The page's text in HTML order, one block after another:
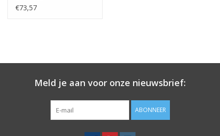
€73,57
Meld je aan voor onze nieuwsbrief:
ABONNEER